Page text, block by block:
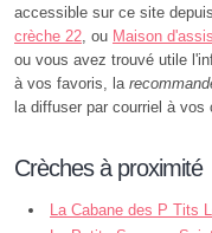
accessible sur ce site
crèche 22, ou Maison
ou vous avez trouvé utile
à vos favoris, la
la diffuser par courriel à vos
Crèches à proximité
La Cabane des P Tits